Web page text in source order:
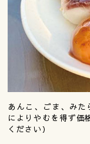
あんこ、ごま、み
によりやむを得ず価
ください）